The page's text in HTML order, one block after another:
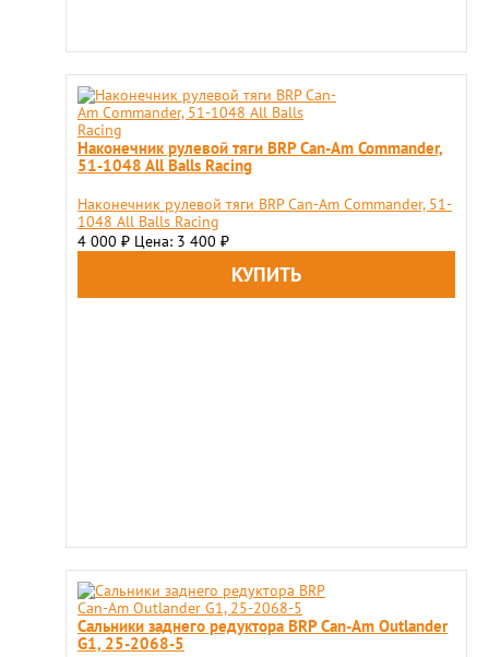
Наконечник рулевой тяги BRP Can-Am Commander,
51-1048 All Balls Racing
Наконечник рулевой тяги BRP Can-Am Commander, 51-
1048 All Balls Racing
4 000 ₽ Цена: 3 400 ₽
Сальники заднего редуктора BRP Can-Am Outlander
G1, 25-2068-5